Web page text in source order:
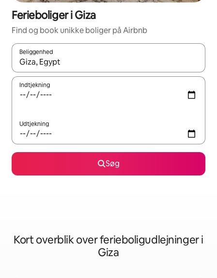
Ferieboliger i Giza
Find og book unikke boliger på Airbnb
Beliggenhed
Når resultaterne er tilgængelige, skal du navigere med
Indtjekning
Udtjekning
Søg
Kort overblik over ferieboligudlejninger i
Giza